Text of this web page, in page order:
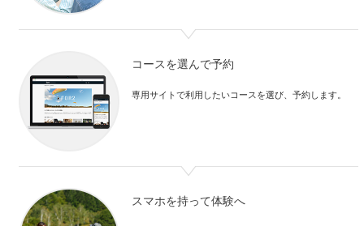
コースを選んで予約
専用サイトで利用したいコースを選び、予約します。
スマホを持って体験へ